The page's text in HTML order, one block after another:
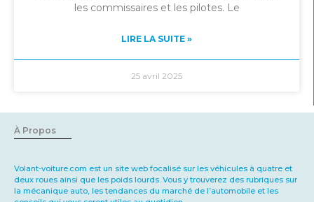
les commissaires et les pilotes. Le
LIRE LA SUITE »
25 avril 2025
À Propos
Volant-voiture.com est un site web focalisé sur les véhicules à quatre et
deux roues ainsi que les poids lourds. Vous y trouverez des rubriques sur
la mécanique auto, les tendances du marché de l’automobile et les